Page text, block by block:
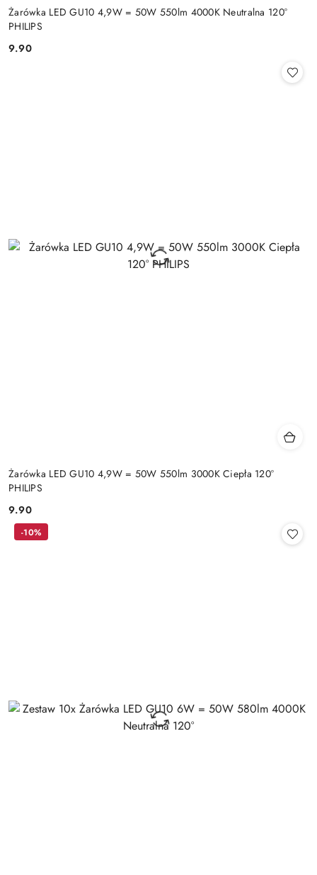
Żarówka LED GU10 4,9W = 50W 550lm 4000K Neutralna 120°
PHILIPS
Cena:
9.90
Żarówka LED GU10 4,9W = 50W 550lm 3000K Ciepła 120°
PHILIPS
Cena:
9.90
-10%